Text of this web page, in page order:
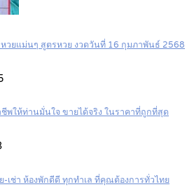
หวยแม่นๆ สูตรหวย งวดวันที่ 16 กุมภาพันธ์ 2568
พให้ท่านมั่นใจ ขายได้จริง ในราคาที่ถูกที่สุด
-เช่า ห้องพักดีดี ทุกทำเล ที่คุณต้องการทั่วไทย